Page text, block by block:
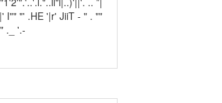
I"" "' .HE '|r' JiiT - " . ""
._ '.-